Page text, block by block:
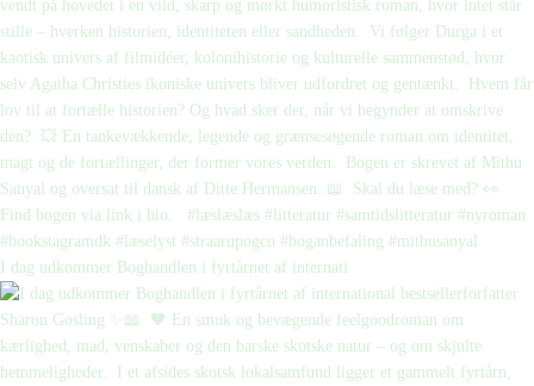
I dag udkommer Boghandlen i fyrtårnet af internati